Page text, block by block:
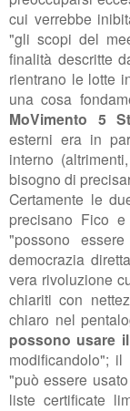
cui verrebbe
"gli scopi del
finalità descritte
rientrano le lotte
una cosa
MoVimento 5
esterni era in
interno
bisogno di
Certamente le
precisano Fico
"possono
democrazia
vera rivoluzione
chiariti con
chiaro nel
possono usare
modificandolo";
"può essere
liste certificate